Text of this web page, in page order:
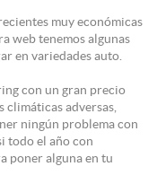
muy económicas
web tenemos algunas
en variedades auto.
con un gran precio
adversas,
ningún problema con
todo el año con
poner alguna en tu